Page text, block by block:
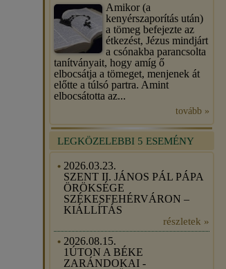
Amikor (a
kenyérszaporítás után)
a tömeg befejezte az
étkezést, Jézus mindjárt
a csónakba parancsolta
tanítványait, hogy amíg ő
elbocsátja a tömeget, menjenek át
előtte a túlsó partra. Amint
elbocsátotta az...
tovább »
LEGKÖZELEBBI 5 ESEMÉNY
2026.03.23.
SZENT II. JÁNOS PÁL PÁPA
ÖRÖKSÉGE
SZÉKESFEHÉRVÁRON –
KIÁLLÍTÁS
részletek »
2026.08.15.
1ÚTON A BÉKE
ZARÁNDOKAI -